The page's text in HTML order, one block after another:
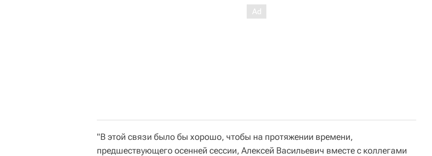
"В этой связи было бы хорошо, чтобы на протяжении времени,
предшествующего осенней сессии, Алексей Васильевич вместе с коллегами